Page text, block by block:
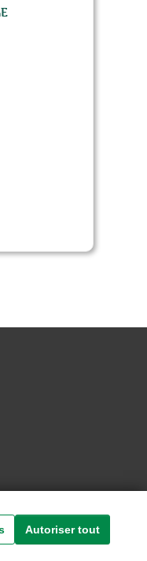
Autoriser tout